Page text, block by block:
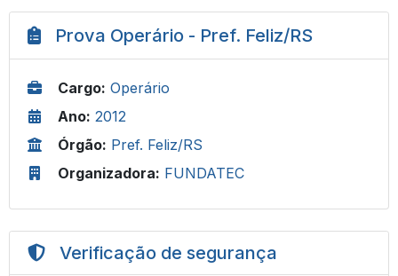
Prova Operário - Pref. Feliz/RS
Cargo: Operário
Ano: 2012
Órgão: Pref. Feliz/RS
Organizadora: FUNDATEC
Verificação de segurança